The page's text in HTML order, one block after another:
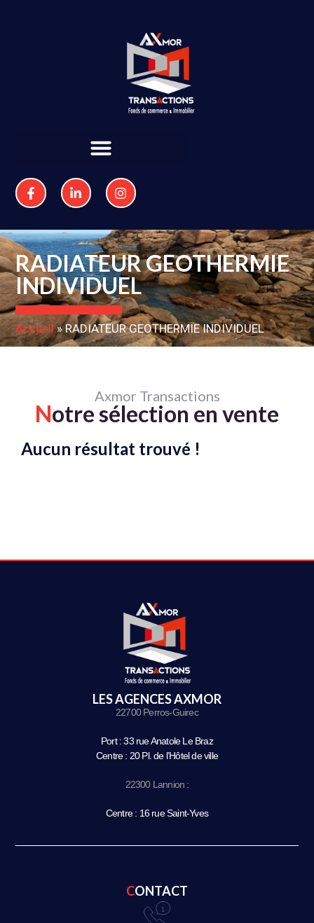
RADIATEUR GEOTHERMIE
INDIVIDUEL
Accueil»RADIATEUR GEOTHERMIE INDIVIDUEL
Axmor Transactions
Notre sélection en vente
Aucun résultat trouvé !
LES AGENCES AXMOR
22700 Perros-Guirec
Port : 33 rue Anatole Le Braz
Centre : 20 Pl. de l’Hôtel de ville
22300 Lannion :
Centre : 16 rue Saint-Yves
CONTACT